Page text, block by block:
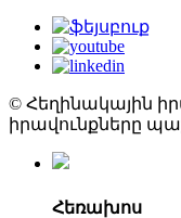
© Հեղինակային
իրավունքները
Հեռախոս